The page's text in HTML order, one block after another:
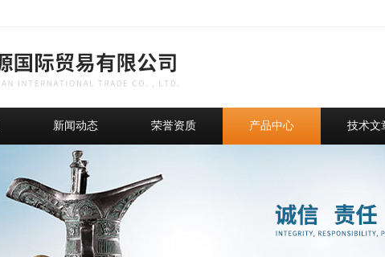
新闻动态 荣誉资质 产品中心 技术文